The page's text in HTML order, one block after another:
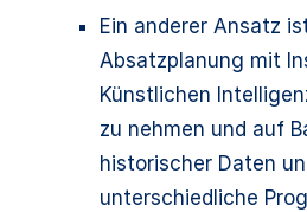
Ein anderer Ansatz
Absatzplanung mit
Künstlichen
zu nehmen und auf
historischer Daten
unterschiedliche